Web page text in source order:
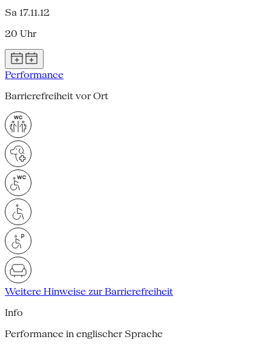
Sa 17.11.12
20 Uhr
Performance
Barrierefreiheit vor Ort
Weitere Hinweise zur Barrierefreiheit
Info
Performance in englischer Sprache